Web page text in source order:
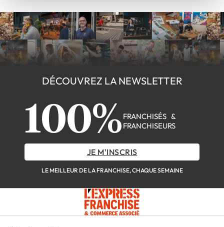
DÉCOUVREZ LA NEWSLETTER
100% FRANCHISÉS &
FRANCHISEURS
JE M'INSCRIS
LE MEILLEUR DE LA FRANCHISE, CHAQUE SEMAINE